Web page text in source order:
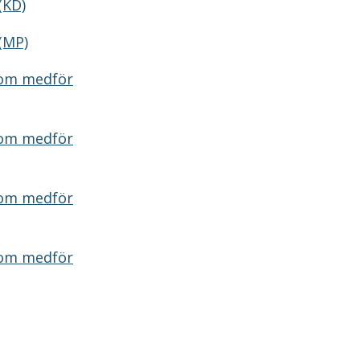
medför
medför
medför
medför